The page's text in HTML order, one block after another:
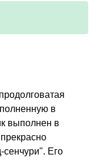
в
выполнен в
Его